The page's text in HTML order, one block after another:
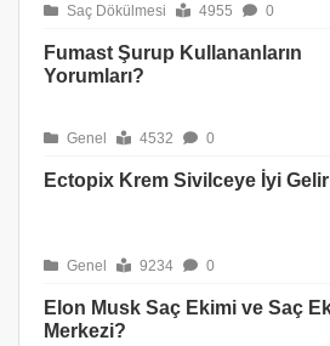
Saç Dökülmesi 4955 0
Fumast Şurup Kullananların
Yorumları?
Genel 4532 0
Ectopix Krem Sivilceye İyi
Genel 9234 0
Elon Musk Saç Ekimi ve Saç
Merkezi?